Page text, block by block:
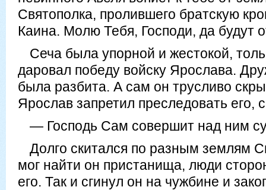
Святополка, пролившего братскую
Каина. Молю Тебя, Господи, да будут
Сеча была упорной и жестокой,
даровал победу войску Ярослава.
была разбита. А сам он трусливо
Ярослав запретил преследовать его,
— Господь Сам совершит над ним
Долго скитался по разным землям
мог найти он пристанища, люди
его. Так и сгинул он на чужбине и